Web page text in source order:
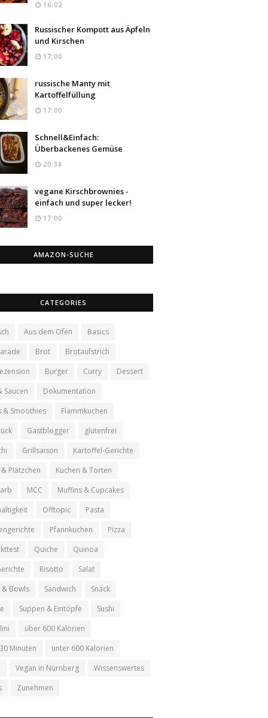
16:02
Russischer Kompott aus Äpfeln
und Kirschen
17:00
russische Manty mit
Kartoffelfüllung
17:00
Schnell&Einfach:
Überbackenes Gemüse
20:38
vegane Kirschbrownies -
einfach und super lecker!
17:00
AMAZON-SUCHE
CATEGORIES
Aus dem Ofen
Basics
Brot
Brotaufstrich
Burger Curry
Dessert
Saucen
Dokumentation
& Smoothies
Flammkuchen
Gastblogger
glutenfrei
Grillsaison
Kartoffel-Gerichte
& Plätzchen
Kuchen & Torten
MCC
Muffins & Cupcakes
Offtopic
Pasta
Pfannkuchen
Pizza
Quiche
Quinoa
Risotto
Salat
& Bowls
Sandwich
Snack
Suppen & Eintöpfe
Sushi
über 600 Kalorien
Minuten
unter 600 Kalorien
Vegan in Nürnberg
Wissenswertes
Zunehmen